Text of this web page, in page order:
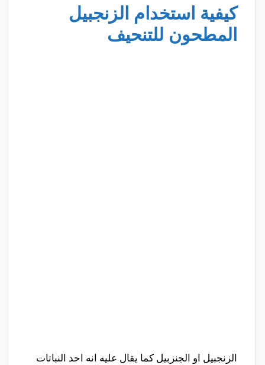
كيفية استخدام الزنجبيل
المطحون للتنحيف
الزنجبيل او الجنزبيل كما يقال عليه انه احد النباتات